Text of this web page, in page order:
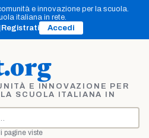
e innovazione per la scuola.
italiana in rete.
Registrati Accedi
E INNOVAZIONE PER
SCUOLA ITALIANA IN
pagine viste